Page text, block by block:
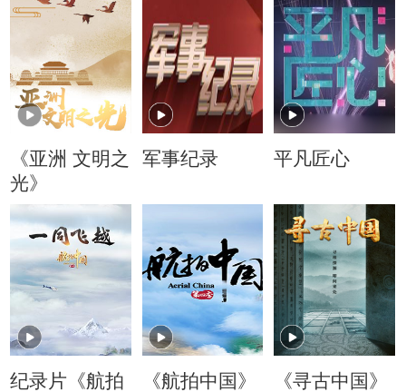
《亚洲 文明之
光》
军事纪录 平凡匠心
纪录片《航拍
《航拍中国》
《寻古中国》